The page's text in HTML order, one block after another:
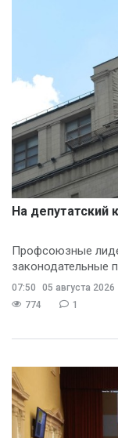
На депутатский
Профсоюзные
законодательные
07:50
05 августа 2026
774
1